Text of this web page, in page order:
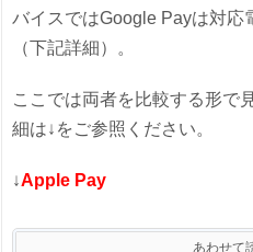
バイスではGoogle Payは対応
（下記詳細）。
ここでは両者を比較する形で
細は↓をご参照ください。
↓Apple Pay
あわせて